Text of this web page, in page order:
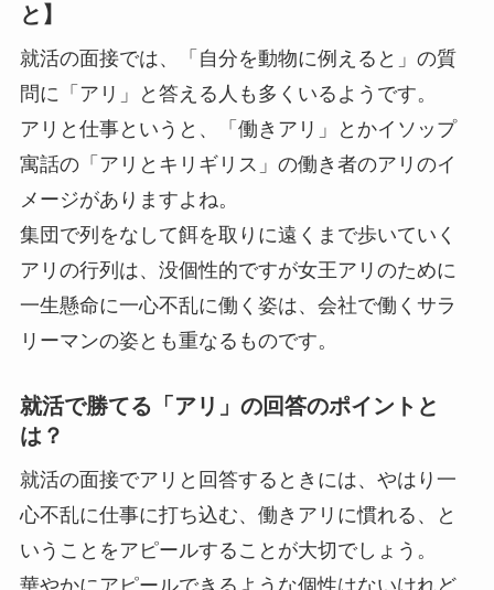
と】
就活の面接では、「自分を動物に例えると」の質
問に「アリ」と答える人も多くいるようです。
アリと仕事というと、「働きアリ」とかイソップ
寓話の「アリとキリギリス」の働き者のアリのイ
メージがありますよね。
集団で列をなして餌を取りに遠くまで歩いていく
アリの行列は、没個性的ですが女王アリのために
一生懸命に一心不乱に働く姿は、会社で働くサラ
リーマンの姿とも重なるものです。
就活で勝てる「アリ」の回答のポイントと
は？
就活の面接でアリと回答するときには、やはり一
心不乱に仕事に打ち込む、働きアリに慣れる、と
いうことをアピールすることが大切でしょう。
華やかにアピールできるような個性はないけれど